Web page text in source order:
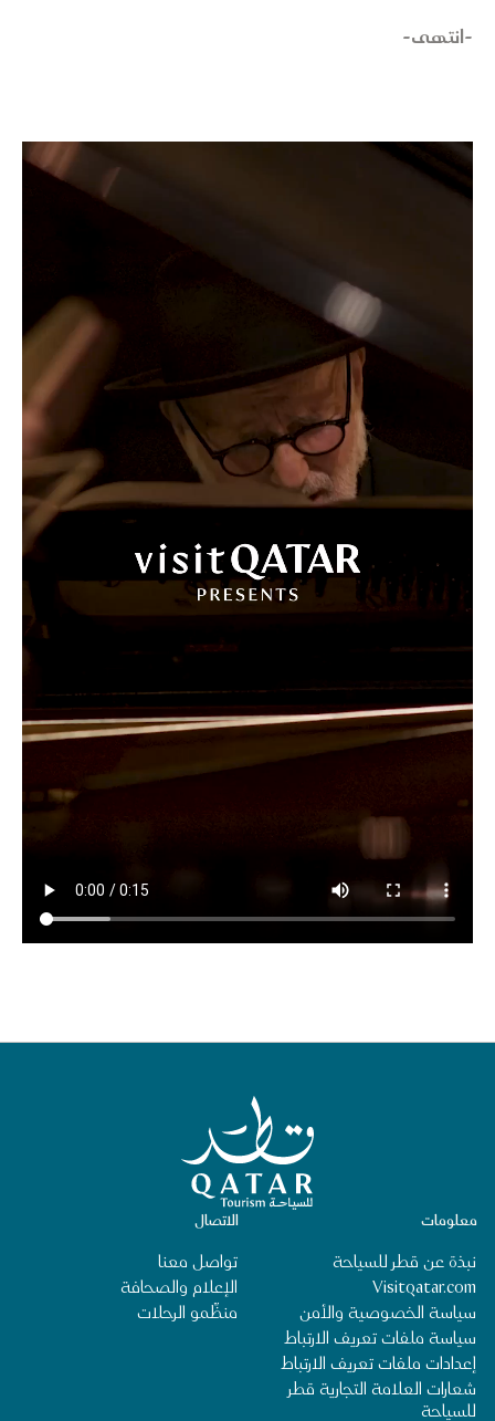
-انتهى-
الصفحة الرئيسية لقطر للسياحة
الاتصال
تواصل معنا
الإعلام والصحافة
منظِّمو الرحلات
معلومات
نبذة عن قطر للسياحة
Visitqatar.com
سياسة الخصوصية والأمن
سياسة ملفات تعريف الارتباط
إعدادات ملفات تعريف الارتباط
شعارات العلامة التجارية قطر
للسياحة